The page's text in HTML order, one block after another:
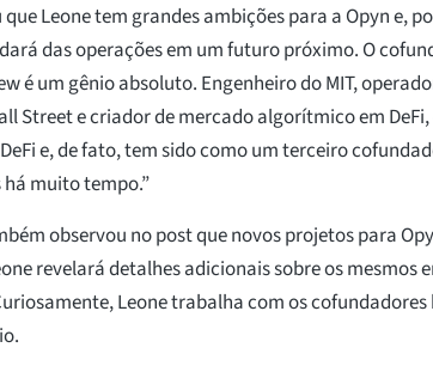
Leone tem grandes ambições para a Opyn e,
das operações em um futuro próximo. O
é um gênio absoluto. Engenheiro do MIT,
Street e criador de mercado algorítmico em DeFi,
e, de fato, tem sido como um terceiro
muito tempo.”
observou no post que novos projetos para
revelará detalhes adicionais sobre os mesmos
Leone trabalha com os cofundadores